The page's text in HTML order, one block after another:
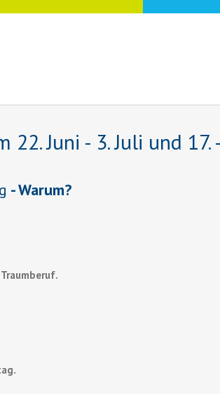
22. Juni - 3. Juli und
- Warum?